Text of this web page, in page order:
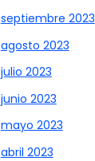
septiembre 2023
agosto 2023
julio 2023
junio 2023
mayo 2023
abril 2023